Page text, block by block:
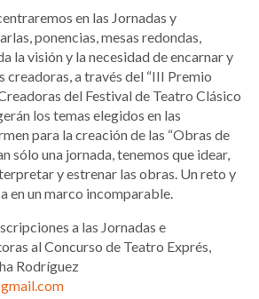
en las Jornadas y
ponencias, mesas redondas,
la visión y la necesidad de encarnar y
creadoras, a través del “III Premio
del Festival de Teatro Clásico
los temas elegidos en las
para la creación de las “Obras de
sólo una jornada, tenemos que idear,
y estrenar las obras. Un reto y
en un marco incomparable.
a las Jornadas e
al Concurso de Teatro Exprés,
Rodríguez